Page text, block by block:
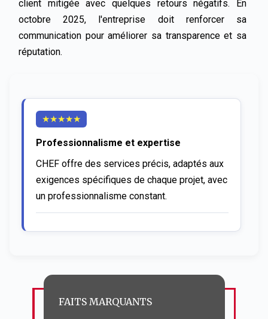
client mitigée avec quelques retours négatifs. En
octobre 2025, l'entreprise doit renforcer sa
communication pour améliorer sa transparence et sa
réputation.
★★★★★
Professionnalisme et expertise
CHEF offre des services précis, adaptés aux
exigences spécifiques de chaque projet, avec
un professionnalisme constant.
FAITS MARQUANTS